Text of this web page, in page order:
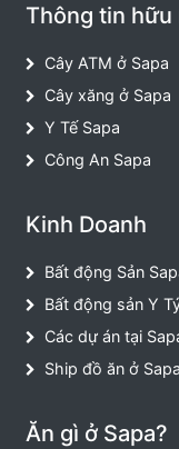
Thông tin hữu
Cây ATM ở Sapa
Cây xăng ở Sapa
Y Tế Sapa
Công An Sapa
Kinh Doanh
Bất động Sản
Bất động sản Y
Các dự án tại
Ship đồ ăn ở Sapa
Ăn gì ở Sapa?